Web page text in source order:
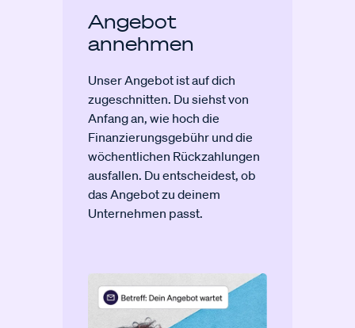
Angebot
annehmen
Unser Angebot ist auf dich
zugeschnitten. Du siehst von
Anfang an, wie hoch die
Finanzierungsgebühr und die
wöchentlichen Rückzahlungen
ausfallen. Du entscheidest, ob
das Angebot zu deinem
Unternehmen passt.